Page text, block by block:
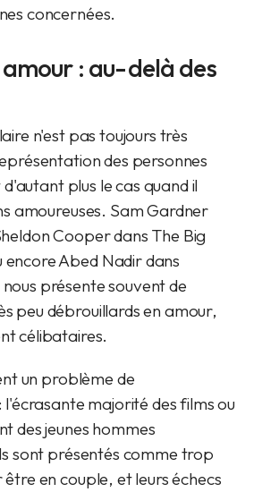
concernées.
: au-delà des
n'est pas toujours très
des personnes
plus le cas quand il
amoureuses. Sam Gardner
Cooper dans The Big
Abed Nadir dans
présente souvent de
peu débrouillards en amour,
célibataires.
un problème de
majorité des films ou
des jeunes hommes
sont présentés comme trop
en couple, et leurs échecs